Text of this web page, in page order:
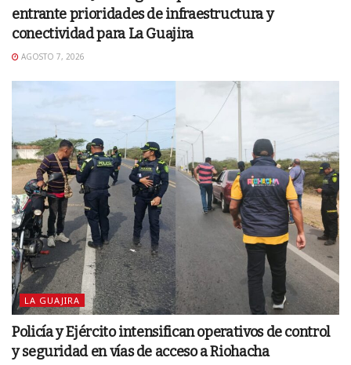
entrante prioridades de infraestructura y
conectividad para La Guajira
AGOSTO 7, 2026
LA GUAJIRA
Policía y Ejército intensifican operativos de control
y seguridad en vías de acceso a Riohacha